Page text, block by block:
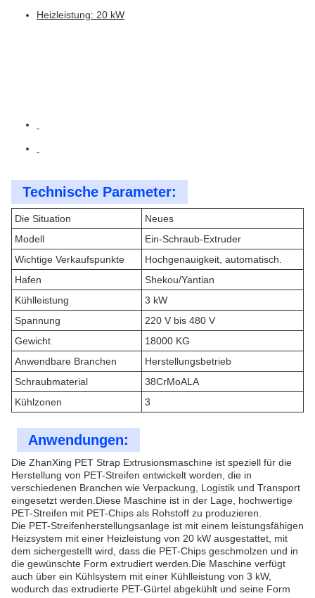
Heizleistung: 20 kW
Technische Parameter:
Die Situation
Neues
Modell
Ein-Schraub-Extruder
Wichtige Verkaufspunkte
Hochgenauigkeit, automatisch.
Hafen
Shekou/Yantian
Kühlleistung
3 kW
Spannung
220 V bis 480 V
Gewicht
18000 KG
Anwendbare Branchen
Herstellungsbetrieb
Schraubmaterial
38CrMoALA
Kühlzonen
3
Anwendungen:
Die ZhanXing PET Strap Extrusionsmaschine ist speziell für die
Herstellung von PET-Streifen entwickelt worden, die in
verschiedenen Branchen wie Verpackung, Logistik und Transport
eingesetzt werden.Diese Maschine ist in der Lage, hochwertige
PET-Streifen mit PET-Chips als Rohstoff zu produzieren.
Die PET-Streifenherstellungsanlage ist mit einem leistungsfähigen
Heizsystem mit einer Heizleistung von 20 kW ausgestattet, mit
dem sichergestellt wird, dass die PET-Chips geschmolzen und in
die gewünschte Form extrudiert werden.Die Maschine verfügt
auch über ein Kühlsystem mit einer Kühlleistung von 3 kW,
wodurch das extrudierte PET-Gürtel abgekühlt und seine Form